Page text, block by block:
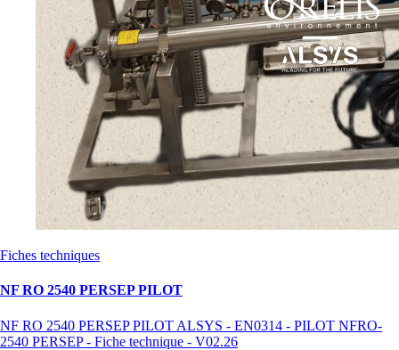
Fiches techniques
NF RO 2540 PERSEP PILOT
NF RO 2540 PERSEP PILOT ALSYS - EN0314 - PILOT NFRO-
2540 PERSEP - Fiche technique - V02.26